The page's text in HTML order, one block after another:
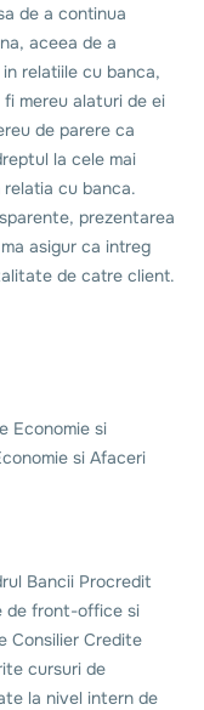
de a continua
aceea de a
relatiile cu banca,
mereu alaturi de ei
de parere ca
la cele mai
cu banca.
prezentarea
asigur ca intreg
de catre client.
Economie si
si Afaceri
Bancii Procredit
de front-office si
Consilier Credite
cursuri de
la nivel intern de